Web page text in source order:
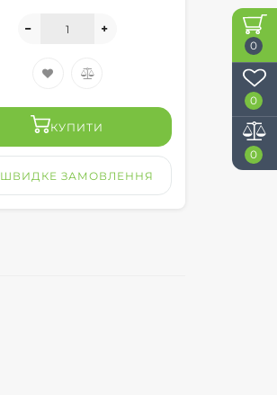
0
0
0
КУПИТИ
ШВИДКЕ ЗАМОВЛЕННЯ